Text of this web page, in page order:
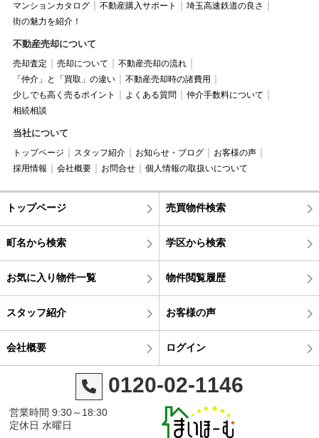
マンションカタログ 不動産購入サポート
埼玉高速鉄道の良さ
街の魅力を紹介！
不動産売却について
売却査定 売却について
不動産売却の流れ
「仲介」と「買取」の違い
不動産売却時の諸費用
少しでも高く売るポイント
よくある質問
仲介手数料について
相続相談
当社について
トップページ スタッフ紹介 お知らせ・ブログ
お客様の声
採用情報
会社概要 お問合せ 個人情報の取扱いについて
トップページ 売買物件検索
町名から検索 学区から検索
お気に入り物件一覧 物件閲覧履歴
スタッフ紹介 お客様の声
会社概要 ログイン
0120-02-1146
営業時間 9:30～18:30
定休日 水曜日